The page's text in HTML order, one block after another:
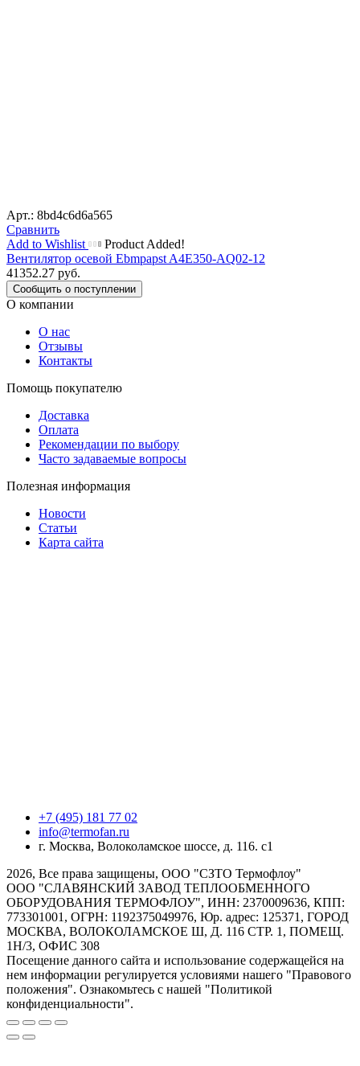
Арт.: 8bd4c6d6a565
Сравнить
Add to Wishlist
Product Added!
Вентилятор осевой Ebmpapst A4E350-AQ02-12
41352.27 руб.
Сообщить о поступлении
О компании
О нас
Отзывы
Контакты
Помощь покупателю
Доставка
Оплата
Рекомендации по выбору
Часто задаваемые вопросы
Полезная информация
Новости
Статьи
Карта сайта
+7 (495) 181 77 02
info@termofan.ru
г. Москва, Волоколамское шоссе, д. 116. с1
2026, Все права защищены, ООО "СЗТО Термофлоу"
ООО "СЛАВЯНСКИЙ ЗАВОД ТЕПЛООБМЕННОГО
ОБОРУДОВАНИЯ ТЕРМОФЛОУ", ИНН: 2370009636, КПП:
773301001, ОГРН: 1192375049976, Юр. адрес: 125371, ГОРОД
МОСКВА, ВОЛОКОЛАМСКОЕ Ш, Д. 116 СТР. 1, ПОМЕЩ.
1Н/3, ОФИС 308
Посещение данного сайта и использование содержащейся на
нем информации регулируется условиями нашего "Правового
положения". Ознакомьтесь с нашей "Политикой
конфиденциальности".